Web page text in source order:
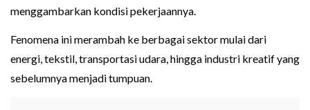
menggambarkan kondisi pekerjaannya.
Fenomena ini merambah ke berbagai sektor mulai dari
energi, tekstil, transportasi udara, hingga industri kreatif yang
sebelumnya menjadi tumpuan.